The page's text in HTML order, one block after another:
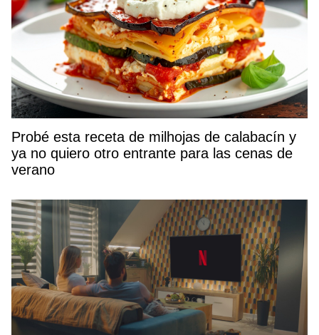
Probé esta receta de milhojas de calabacín y
ya no quiero otro entrante para las cenas de
verano